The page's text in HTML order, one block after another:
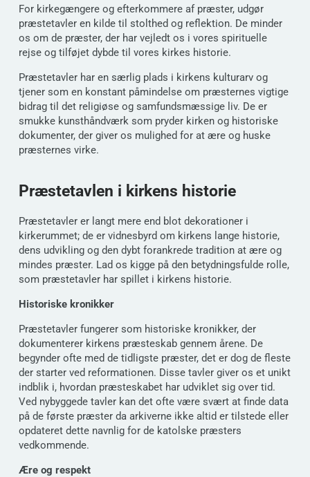
For kirkegængere og efterkommere af præster, udgør
præstetavler en kilde til stolthed og reflektion. De minder
os om de præster, der har vejledt os i vores spirituelle
rejse og tilføjet dybde til vores kirkes historie.
Præstetavler har en særlig plads i kirkens kulturarv og
tjener som en konstant påmindelse om præsternes vigtige
bidrag til det religiøse og samfundsmæssige liv. De er
smukke kunsthåndværk som pryder kirken og historiske
dokumenter, der giver os mulighed for at ære og huske
præsternes virke.
Præstetavlen i kirkens historie
Præstetavler er langt mere end blot dekorationer i
kirkerummet; de er vidnesbyrd om kirkens lange historie,
dens udvikling og den dybt forankrede tradition at ære og
mindes præster. Lad os kigge på den betydningsfulde rolle,
som præstetavler har spillet i kirkens historie.
Historiske kronikker
Præstetavler fungerer som historiske kronikker, der
dokumenterer kirkens præsteskab gennem årene. De
begynder ofte med de tidligste præster, det er dog de fleste
der starter ved reformationen. Disse tavler giver os et unikt
indblik i, hvordan præsteskabet har udviklet sig over tid.
Ved nybyggede tavler kan det ofte være svært at finde data
på de første præster da arkiverne ikke altid er tilstede eller
opdateret dette navnlig for de katolske præsters
vedkommende.
Ære og respekt